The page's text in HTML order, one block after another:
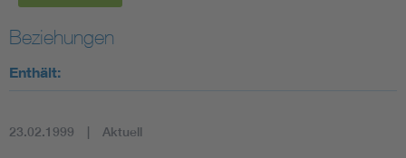
DIN VDE 0100 für sichere Elektroinstallationen
Elektrofachkraft (EFK)
Beziehungen
Enthält:
23.02.1999 Aktuell